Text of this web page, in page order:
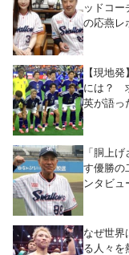
ッドコー
の応燕レ
【現地
には？
英が語っ
「胴上
す優勝の
ンタビュ
なぜ世界
る人々を